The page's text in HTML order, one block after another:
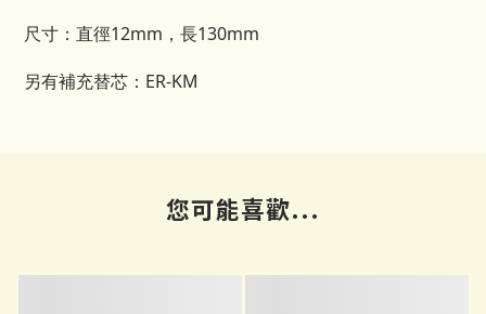
尺寸：直徑12mm，長130mm
另有補充替芯：ER-KM
您可能喜歡...